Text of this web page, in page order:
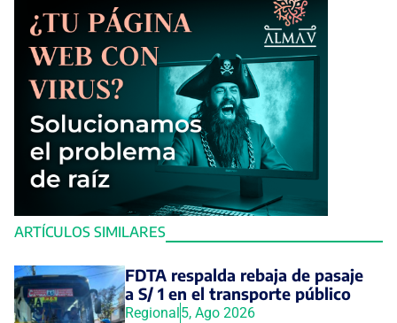
ARTÍCULOS SIMILARES
FDTA respalda rebaja de pasaje
a S/ 1 en el transporte público
Regional 5, Ago 2026